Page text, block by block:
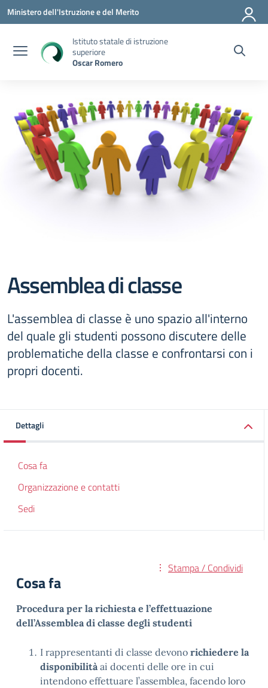
Vai ai contenuti
Vai al menu di navigazione
Vai al footer
Ministero dell'Istruzione e del Merito
Istituto statale di istruzione
superiore
Oscar Romero
Assemblea di classe
L'assemblea di classe è uno spazio all'interno
del quale gli studenti possono discutere delle
problematiche della classe e confrontarsi con i
propri docenti.
Dettagli
Cosa fa
Organizzazione e contatti
Sedi
Stampa / Condividi
Cosa fa
Procedura per la richiesta e l’effettuazione
dell’Assemblea di classe degli studenti
I rappresentanti di classe devono richiedere la
disponibilitàai docenti delle ore in cui
intendono effettuare l’assemblea, facendo loro